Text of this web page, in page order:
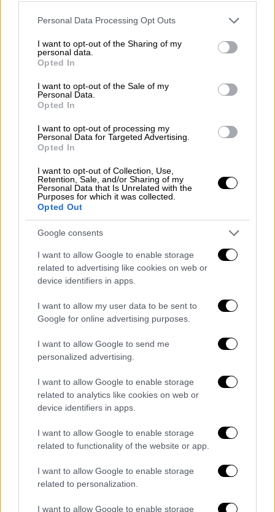
Please note that this website/app uses one or more Google
not limited to your visit or usage behaviour. You may click to
grant or deny consent to Google and its third-party tags to
use your data for below specified purposes in below Google
consent section.
Personal Data Processing Opt Outs
I want to opt-out of the Sharing of my
personal data.
Opted In
I want to opt-out of the Sale of my
Personal Data.
Opted In
I want to opt-out of processing my
Personal Data for Targeted Advertising.
Opted In
I want to opt-out of Collection, Use,
Retention, Sale, and/or Sharing of my
Personal Data that Is Unrelated with the
Purposes for which it was collected.
Opted Out
Google consents
I want to allow Google to enable storage
related to advertising like cookies on web or
device identifiers in apps.
I want to allow my user data to be sent to
Google for online advertising purposes.
I want to allow Google to send me
personalized advertising.
I want to allow Google to enable storage
related to analytics like cookies on web or
device identifiers in apps.
I want to allow Google to enable storage
related to functionality of the website or app.
I want to allow Google to enable storage
related to personalization.
I want to allow Google to enable storage
O λόγος για τον οποίο τέθηκε σε ισχύ η
απαγόρευση δεν έχει ανακοινωθεί από τη
δημοτική αρχή του Ντουμπάι. Η Εθνική
Επιτροπή για την Ασφάλεια των Τροφίμων,
ανακοίνωσε ότι απαγόρευσε τη χρήση
κάθε είδους σε τρόφιμα και ποτά για να
εξασφαλιστεί η ποιότητα των γευμάτων που
προσφέρονται στο Ντουμπάι.
Η «μαγειρική μανία» έχει χαρακτηριστεί
«δυνητικά επικίνδυνη» από τη βρετανική
εταιρεία προώθησης της ασφάλειας των
τροφίμων HSF Training Ltd, όταν
χρησιμοποιούνται κοινά φυτά αντί των
βρώσιμων επιλογών.
«Ακόμη και αν τα λουλούδια είναι βρώσιμα,
μπορεί να προκαλέσουν ασθένειες εάν δεν
άλλες μολυσματικές ουσίες που βρίσκονται
σε ένα λουλούδι και μπορεί να περιέχουν
παθογόνα που προκαλούν ασθένειες (όπως
E.coli, Clostridiums Perfingens και Clostridium
Botulinum) τα οποία όταν προσλαμβάνει ο
καταναλωτής νοσεί σοβαρά», αναφέρει.
Τα βρώσιμα λουλούδια που
χρησιμοποιούνται στη μαγειρική μπορούν να
καταναλωθούν με ασφάλεια, αλλά για να
διασφαλιστεί η υγεία των καταναλωτών, τα